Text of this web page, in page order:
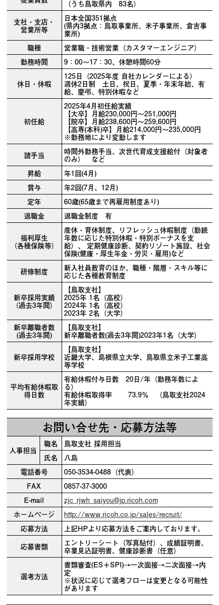
（うち鳥取県内 83名）
支社・支店・
営業所等
日本全国351拠点
(県内3拠点：鳥取事業所、米子事業所、倉吉事
業所)
職種
営業職・技術営業（カスタマーエンジニア）
勤務時間
9：00～17：30、休憩時間60分
休日・休暇
125日（2025年度 自社カレンダーによる）
週休2日制 土日、祝日、夏季・年末年始、有
給、慶弔、特別休暇など
初任給
2025年4月初任給実績
【大卒】月給230,000円～251,000円
【院卒】月給238,600円～259,600円
【高専(本科)卒】月給214,000円～235,000円
※勤務地により変動します
諸手当
時間外勤務手当、次世代育成支援給付（対象者
のみ） など
昇給
年1回(4月)
賞与
年2回(7月、12月)
定年
60歳(65歳まで再雇用制度あり)
退職金
退職金制度 有
福利厚生
（各種保険等）
産休・育休制度、リフレッシュ休暇制度（勤続
年数に応じた特別休暇・特別ボーナスを支
給）、 定期健康診断、契約リゾート施設、社会
保険(健康・厚生年金・労災・雇用)など
研修制度
新入社員教育のほか、職種・階層・スキル等に
応じた各種教育制度
新卒採用実績
（過去3年間）
【鳥取支社】
2025年 1名（高校）
2024年 1名（高校）
2023年 2名（大学）
新卒離職者数
(過去3年間)
【鳥取支社】
新卒離職者数(過去3年間)2023年1名（大学）
新卒採用学校
【鳥取支社】
近畿大学、島根県立大学、鳥取県立米子工業高
等学校
平均有給休暇取
得日数
有給休暇付与日数 20日/年（勤務年数によ
る）
有給休暇取得率 73.9％ （鳥取支社2024
年実績）
お問い合せ先・応募方法等
人事担当
職名
鳥取支社 採用担当
氏名
八島
電話番号
050-3534-0488（代表）
FAX
0857-37-3000
E-mail
zjc_rjwh_saiyou@jp.ricoh.com
ホームページ
http://www.ricoh.co.jp/sales/recruit/
応募方法
上記HPより応募方法をご案内しております。
応募書類
エントリーシート（写真貼付）、成績証明書、
卒業見込証明書、健康診断書（任意）
選考方法
書類審査(ES＋SPI)→一次面接→二次面接→内
定
※状況に応じて選考フローは変更となる可能性
があります